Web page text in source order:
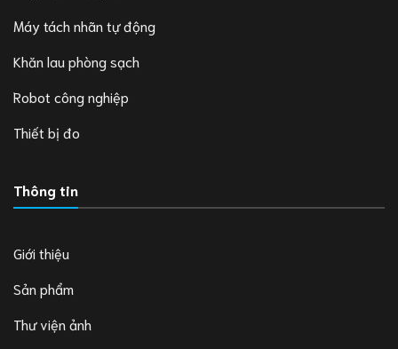
Máy tách nhãn tự động
Khăn lau phòng sạch
Robot công nghiệp
Thiết bị đo
Thông tin
Giới thiệu
Sản phẩm
Thư viện ảnh